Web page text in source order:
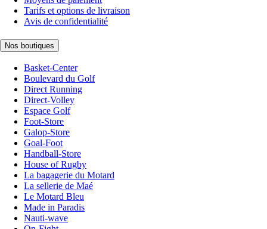
Tarifs et options de livraison
Avis de confidentialité
Nos boutiques
Basket-Center
Boulevard du Golf
Direct Running
Direct-Volley
Espace Golf
Foot-Store
Galop-Store
Goal-Foot
Handball-Store
House of Rugby
La bagagerie du Motard
La sellerie de Maé
Le Motard Bleu
Made in Paradis
Nauti-wave